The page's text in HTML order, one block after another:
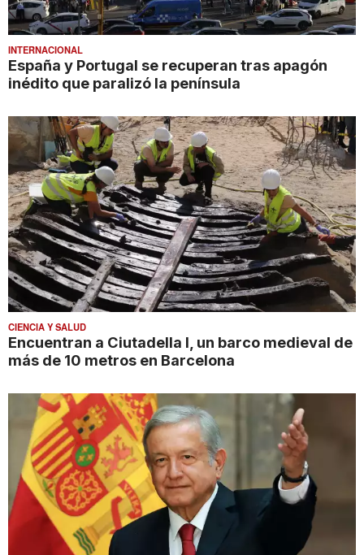
INTERNACIONAL
España y Portugal se recuperan tras apagón
inédito que paralizó la península
CIENCIA Y SALUD
Encuentran a Ciutadella I, un barco medieval de
más de 10 metros en Barcelona